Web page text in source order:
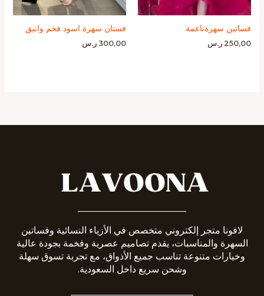
فساتين سهرةناعمة
250,00 ر.س
فستان سهرة اسود فخم وانيق
300,00 ر.س
لافونا متجر إلكتروني متخصص في الأزياء النسائية وفساتين
السهرة والمناسبات، يقدم تصاميم عصرية وفخمة بجودة عالية
وخيارات متنوعة تناسب جميع الأذواق، مع تجربة تسوق سهلة
وشحن سريع داخل السعودية.